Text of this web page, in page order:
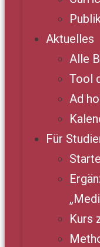
Aktuelles
Alle
Tool
Ad
Für
Kurs